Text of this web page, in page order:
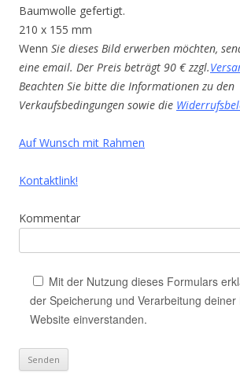
Baumwolle gefertigt.
210 x 155 mm
Wenn Sie dieses Bild erwerben möchten,
eine email. Der Preis beträgt 90 € zzgl.
Beachten Sie bitte die Informationen zu den
Verkaufsbedingungen sowie die
Auf Wunsch mit Rahmen
Kontaktlink!
Kommentar
Mit der Nutzung dieses Formulars
der Speicherung und Verarbeitung
Website einverstanden.